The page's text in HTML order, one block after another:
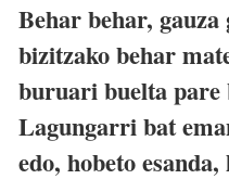
Behar behar,
bizitzako behar
buruari buelta pare
Lagungarri bat
edo, hobeto